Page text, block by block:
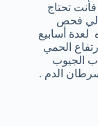
تحتاج
إلي فحص
أسابيع
الحمي
الجيوب
سرطان الدم .